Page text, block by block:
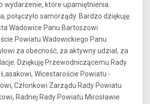
wydarzenie, które upamiętnienia
połączyło samorządy. Bardzo dziękuję
Wadowice Panu Bartoszowi
Powiatu Wadowickiego Panu
za obecność, za aktywny udział, za
Dziękuję Przewodniczącemu Rady
Wicestaroście Powiatu -
Członkowi Zarządu Rady Powiatu
Radnej Rady Powiatu Mirosławie